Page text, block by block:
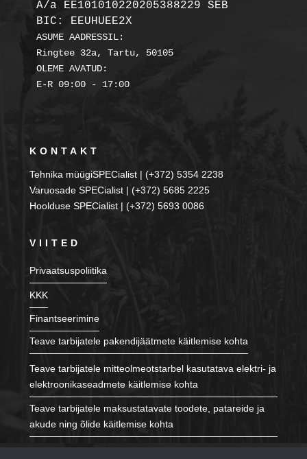
A/a EE101010220205388229 SEB
BIC: EEUHUEE2X
ASUME AADRESSIL:
Ringtee 32a, Tartu, 50105
OLEME AVATUD:
E-R 09:00 - 17:00
KONTAKT
Tehnika müügiSPECialist | (+372) 5354 2238
Varuosade SPECialist | (+372) 5685 2225
Hoolduse SPECialist | (+372) 5693 0086
VIITED
Privaatsuspoliitika
KKK
Finantseerimine
Teave tarbijatele pakendijäätmete käitlemise kohta
Teave tarbijatele mitteolmeotstarbel kasutatava elektri- ja
elektroonikaseadmete käitlemise kohta
Teave tarbijatele maksustatavate toodete, patareide ja
akude ning õlide käitlemise kohta